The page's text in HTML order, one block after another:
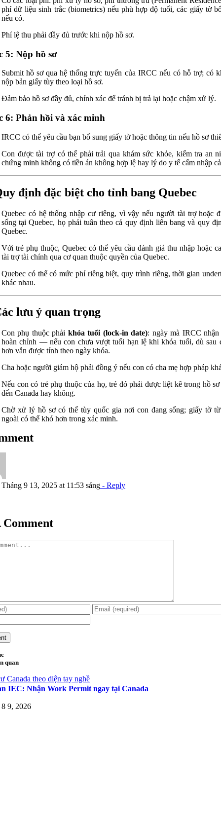
phí dữ liệu sinh trắc (biometrics) nếu phù hợp độ tuổi, các giấy tờ
nếu có.
Phí lệ thu phải đầy đủ trước khi nộp hồ sơ.
5: Nộp hồ sơ
Submit hồ sơ qua hệ thống trực tuyến của IRCC nếu có hỗ trợ; có
nộp bản giấy tùy theo loại hồ sơ.
Đảm bảo hồ sơ đầy đủ, chính xác để tránh bị trả lại hoặc chậm xử lý.
6: Phản hồi và xác minh
IRCC có thể yêu cầu bạn bổ sung giấy tờ hoặc thông tin nếu hồ sơ
Con được tài trợ có thể phải trải qua khám sức khỏe, kiểm tra an
chứng minh không có tiền án không hợp lệ hay lý do y tế cấm nhập
định đặc biệt cho tỉnh bang Quebec
Quebec có hệ thống nhập cư riêng, vì vậy nếu người tài trợ hoặc
sống tại Quebec, họ phải tuân theo cả quy định liên bang và quy
Quebec.
Với trẻ phụ thuộc, Quebec có thể yêu cầu đánh giá thu nhập hoặc
tài trợ tài chính qua cơ quan thuộc quyền của Quebec.
Quebec có thể có mức phí riêng biệt, quy trình riêng, thời gian
khác nhau.
lưu ý quan trọng
Con phụ thuộc phải khóa tuổi (lock‑in date): ngày mà IRCC nhận
hoàn chỉnh — nếu con chưa vượt tuổi hạn lệ khi khóa tuổi, dù sau
hơn vẫn được tính theo ngày khóa.
Cha hoặc người giám hộ phải đồng ý nếu con có cha mẹ hợp pháp
Nếu con có trẻ phụ thuộc của họ, trẻ đó phải được liệt kê trong hồ
đến Canada hay không.
Chờ xử lý hồ sơ có thể tùy quốc gia nơi con đang sống; giấy tờ
ngoài có thể khó hơn trong xác minh.
Tháng 9 13, 2025 at 11:53 sáng - Reply
Comment
quan
Canada theo diện tay nghề
IEC: Nhận Work Permit ngay tại Canada
9, 2026